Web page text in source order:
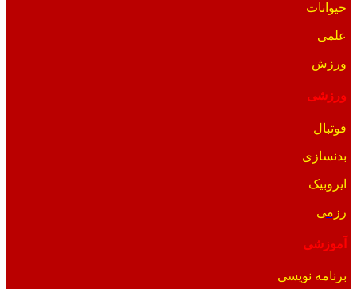
حیوانات
علمی
ورزش
ورزشی
فوتبال
بدنسازی
ایروبیک
رزمی
آموزشی
برنامه نویسی